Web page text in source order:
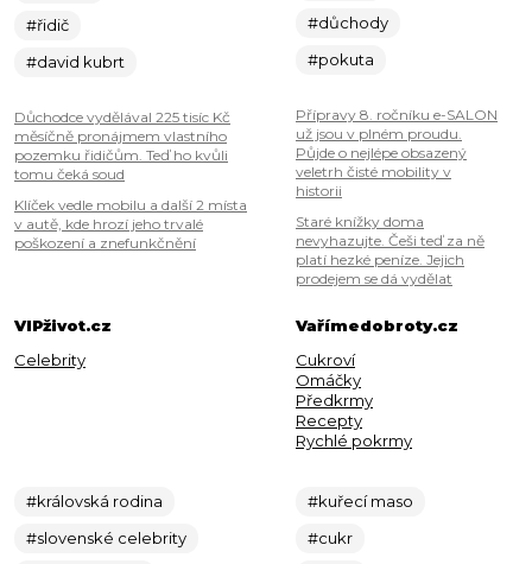
#řidič
#david kubrt
Důchodce vydělával 225 tisíc Kč
měsíčně pronájmem vlastního
pozemku řidičům. Teď ho kvůli
tomu čeká soud
Klíček vedle mobilu a další 2 místa
v autě, kde hrozí jeho trvalé
poškození a znefunkčnění
#důchody
#pokuta
Přípravy 8. ročníku e-SALON
už jsou v plném proudu.
Půjde o nejlépe obsazený
veletrh čisté mobility v
historii
Staré knížky doma
nevyhazujte. Češi teď za ně
platí hezké peníze. Jejich
prodejem se dá vydělat
VIPživot.cz
Celebrity
#královská rodina
#slovenské celebrity
Vařímedobroty.cz
Cukroví
Omáčky
Předkrmy
Recepty
Rychlé pokrmy
#kuřecí maso
#cukr